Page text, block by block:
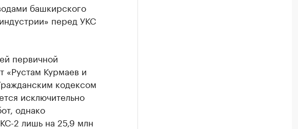
башкирского
перед УКС
первичной
«Рустам Курмаев и
кодексом
исключительно
однако
2 лишь на 25,9 млн